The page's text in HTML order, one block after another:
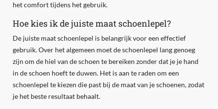
het comfort tijdens het gebruik.
Hoe kies ik de juiste maat schoenlepel?
De juiste maat schoenlepel is belangrijk voor een effectief
gebruik. Over het algemeen moet de schoenlepel lang genoeg
zijn om de hiel van de schoen te bereiken zonder dat je je hand
in de schoen hoeft te duwen. Het is aan te raden om een
schoenlepel te kiezen die past bij de maat van je schoenen, zodat
je het beste resultaat behaalt.